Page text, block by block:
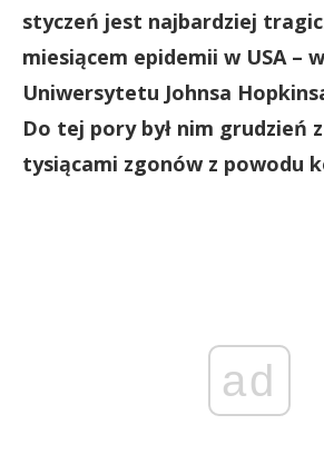
styczeń jest najbardziej
miesiącem epidemii w USA –
Uniwersytetu Johnsa
Do tej pory był nim grudzień
tysiącami zgonów z powodu
ad